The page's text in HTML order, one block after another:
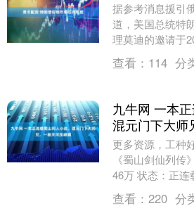
据参考消息援引
道，美国总统特
理莫迪的邀请于
11月6日在白宫
们聊....
查看： 114 分
九牛网 一本
混元门下大师
更多资源，工种
《蜀山剑仙列传
46万 状态：正
介：自古英才爱
诛仙剑下....
查看： 220 分